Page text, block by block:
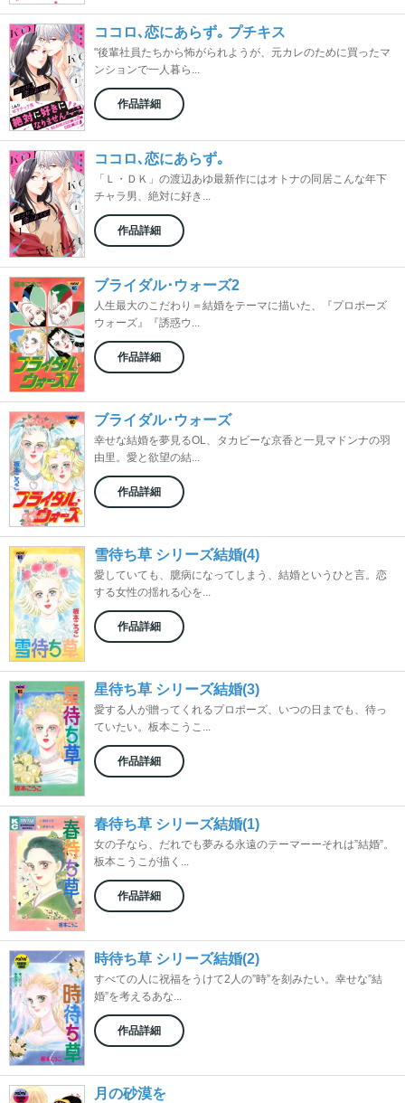
ココロ､恋にあらず｡ プチキス
"後輩社員たちから怖がられようが、元カレのために買ったマ
ンションで一人暮ら...
作品詳細
ココロ､恋にあらず｡
「Ｌ・ＤＫ」の渡辺あゆ最新作にはオトナの同居こんな年下
チャラ男、絶対に好き...
作品詳細
ブライダル･ウォーズ2
人生最大のこだわり＝結婚をテーマに描いた、『プロポーズ
ウォーズ』『誘惑ウ...
作品詳細
ブライダル･ウォーズ
幸せな結婚を夢見るOL、タカビーな京香と一見マドンナの羽
由里。愛と欲望の結...
作品詳細
雪待ち草 シリーズ結婚(4)
愛していても、臆病になってしまう、結婚というひと言。恋
する女性の揺れる心を...
作品詳細
星待ち草 シリーズ結婚(3)
愛する人が贈ってくれるプロポーズ、いつの日までも、待っ
ていたい。板本こうこ...
作品詳細
春待ち草 シリーズ結婚(1)
女の子なら、だれでも夢みる永遠のテーマーーそれは”結婚”。
板本こうこが描く...
作品詳細
時待ち草 シリーズ結婚(2)
すべての人に祝福をうけて2人の”時”を刻みたい。幸せな”結
婚”を考えるあな...
作品詳細
月の砂漠を